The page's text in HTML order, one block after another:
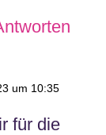
um 10:35
für die